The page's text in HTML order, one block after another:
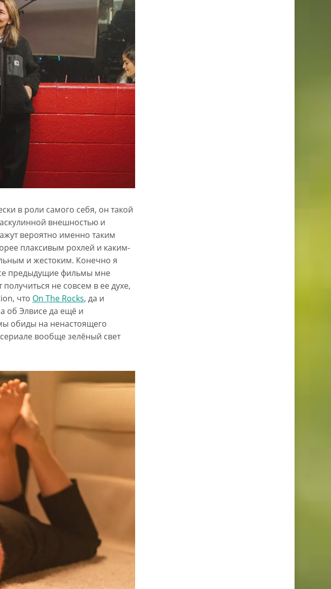
в роли самого себя, он такой
внешностью и
вероятно именно таким
плаксивым рохлей и каким-
и жестоким. Конечно я
предыдущие фильмы мне
не совсем в ее духе,
что On The Rocks, да и
об Элвисе да ещё и
обиды на ненастоящего
вообще зелёный свет